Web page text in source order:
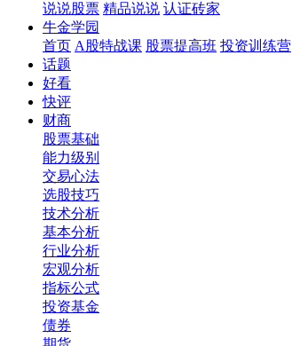
说说股票 精品说说 认证砖家
牛金学园
首页 A股特战课 股票提高班 投资训练营
话题
好看
快评
财商
股票基础
能力级别
交易心法
选股技巧
技术分析
基本分析
行业分析
宏观分析
指标公式
投资基金
债券